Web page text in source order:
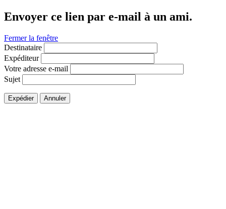
Envoyer ce lien par e-mail à un ami.
Fermer la fenêtre
Destinataire
Expéditeur
Votre adresse e-mail
Sujet
Expédier Annuler